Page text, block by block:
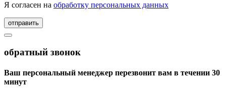
Я согласен на обработку персональных данных
отправить
обратный звонок
Ваш персональный менеджер перезвонит вам в течении 30
минут